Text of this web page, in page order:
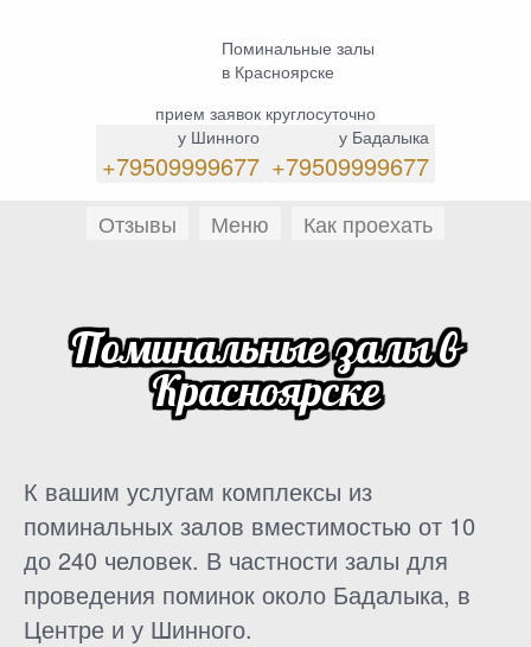
Поминальные залы
в Красноярске
прием заявок круглосуточно
у Шинного
+79509999677
у Бадалыка
+79509999677
Отзывы Меню Как проехать
Поминальные залы в
Красноярске
К вашим услугам комплексы из
поминальных залов вместимостью от 10
до 240 человек. В частности залы для
проведения поминок около Бадалыка, в
Центре и у Шинного.